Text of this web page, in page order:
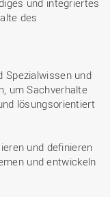
des
Spezialwissen und
um Sachverhalte
lösungsorientiert
und definieren
und entwickeln